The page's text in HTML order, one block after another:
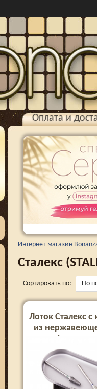
Оплата и
Интернет-магазин
Сталекс
Сортировать по: По
Лоток Сталекс
из
для фрез Pro